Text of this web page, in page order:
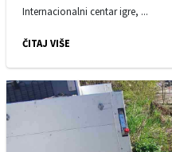
Internacionalni centar igre, ...
ČITAJ VIŠE